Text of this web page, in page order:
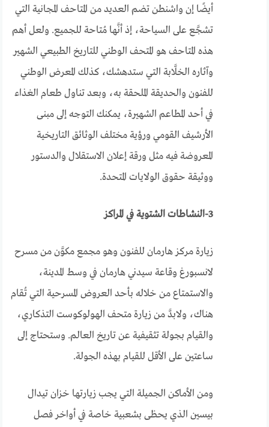
أيضًا إن واشنطن تضم العديد من المتاحف المجانية التي
تشجَّع على السياحة، إذ أنَّها مُتاحة للجميع. ولعل أهم
هذه المتاحف هو المتحف الوطني للتاريخ الطبيعي الشهير
وآثاره الخلَّابة التي ستدهشك، كذلك المعرض الوطني
للفنون والحديقة الملحقة به، وبعد تناول طعام الغذاء
في أحد المطاعم الشهيرة، يمكنك التوجه إلى مبنى
الأرشيف القومي ورؤية مختلف الوثائق التاريخية
المعروضة فيه مثل ورقة إعلان الاستقلال والدستور
ووثيقة حقوق الولايات المتحدة.
3-النشاطات الشتوية في المراكز
زيارة مركز هارمان للفنون وهو مجمع مكوَّن من مسرح
لانسبورغ وقاعة سيدني هارمان في وسط المدينة،
والاستمتاع من خلاله بأحد العروض المسرحية التي تُقام
هناك، ولابدَّ من زيارة متحف الهولوكوست التذكاري،
والقيام بجولة تثقيفية عن تاريخ العالم. وستحتاج إلى
ساعتين على الأقل للقيام بهذه الجولة.
ومن الأماكن الجميلة التي يجب زيارتها خزان تيدال
بيسين الذي يحظى بشعبية خاصة في أواخر فصل